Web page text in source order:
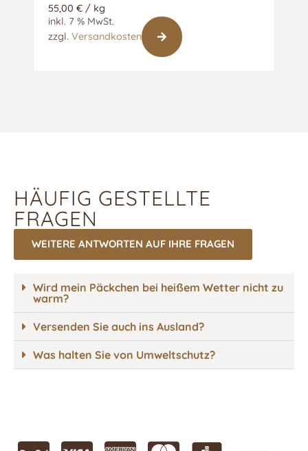
55,00 € / kg
inkl. 7 % MwSt.
zzgl. Versandkosten
HÄUFIG GESTELLTE
FRAGEN
WEITERE ANTWORTEN AUF IHRE FRAGEN
Wird mein Päckchen bei heißem Wetter nicht zu
warm?
Versenden Sie auch ins Ausland?
Was halten Sie von Umweltschutz?